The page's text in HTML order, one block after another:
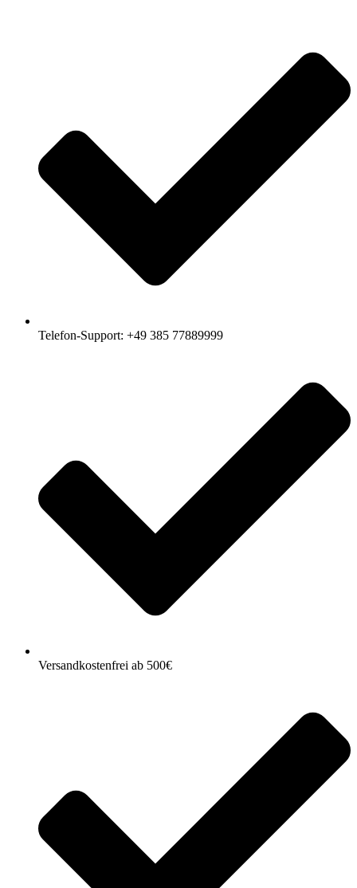
Telefon-Support: +49 385 77889999
Versandkostenfrei ab 500€